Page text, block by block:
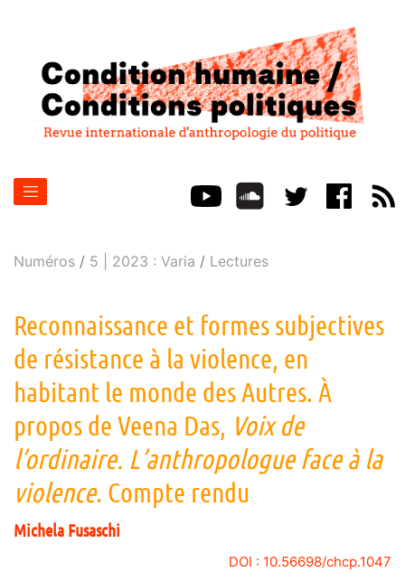
Numéros 5 | 2023 : Varia Lectures
Reconnaissance et formes subjectives
de résistance à la violence, en
habitant le monde des Autres. À
propos de Veena Das, Voix de
l’ordinaire. L’anthropologue face à la
violence. Compte rendu
Michela Fusaschi
DOI : 10.56698/chcp.1047